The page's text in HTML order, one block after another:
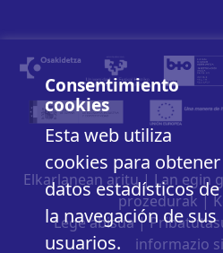
Consentimiento
cookies
Esta web utiliza
cookies para obtener
datos estadísticos de
la navegación de sus
usuarios.
Elkarlanean aritu| Lan egin
prozedurak|
Lege abisua|
informazio